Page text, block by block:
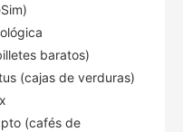
baratos)
(cajas de verduras)
(cafés de